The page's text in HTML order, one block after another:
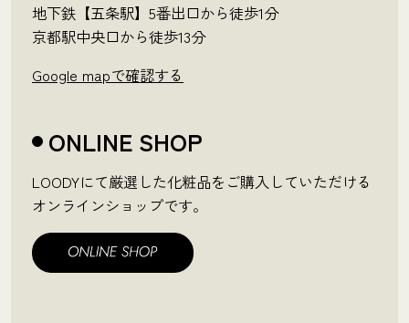
地下鉄【五条駅】5番出口から徒歩1分
京都駅中央口から徒歩13分
Google mapで確認する
ONLINE SHOP
LOODYにて厳選した化粧品をご購入していただける
オンラインショップです。